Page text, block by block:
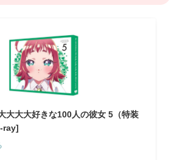
大大大好きな100人の彼女 5（特装
ray]